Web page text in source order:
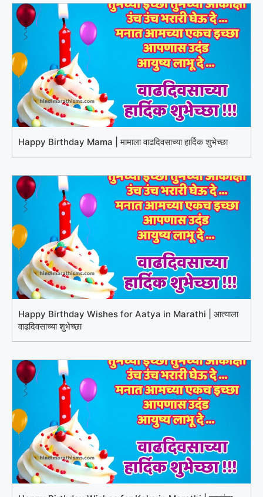
Happy Birthday Mama | मामाला वाढदिवसाच्या हार्दिक शुभेच्छा
Happy Birthday Wishes for Aatya in Marathi | आत्याला
वाढदिवसाच्या शुभेच्छा